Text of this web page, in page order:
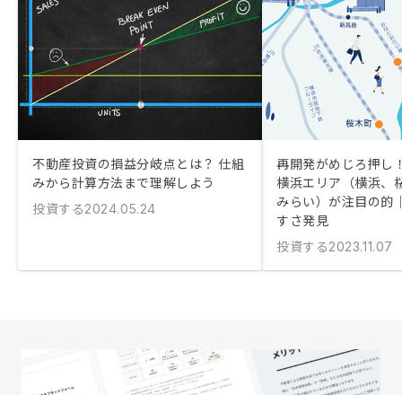
不動産投資の損益分岐点とは？ 仕組
みから計算方法まで理解しよう
投資する2024.05.24
再開発がめじろ押し
横浜エリア（横浜、
みらい）が注目の的
すさ発見
投資する2023.11.07